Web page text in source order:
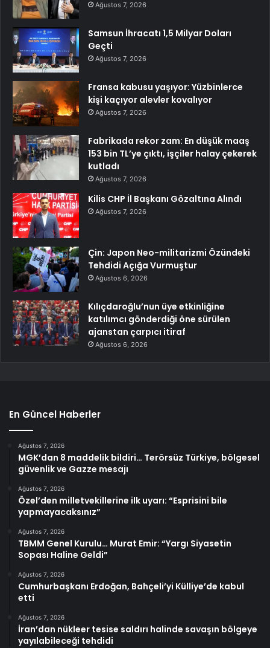
Ağustos 7, 2026
Samsun İhracatı 1,5 Milyar Doları
Geçti
Ağustos 7, 2026
Fransa kabusu yaşıyor: Yüzbinlerce
kişi kaçıyor alevler kovalıyor
Ağustos 7, 2026
Fabrikada rekor zam: En düşük maaş
153 bin TL’ye çıktı, işçiler halay çekerek
kutladı
Ağustos 7, 2026
Kilis CHP İl Başkanı Gözaltına Alındı
Ağustos 7, 2026
Çin: Japon Neo-militarizmi Özündeki
Tehdidi Açığa Vurmuştur
Ağustos 6, 2026
Kılıçdaroğlu’nun üye etkinliğine
katılımcı gönderdiği öne sürülen
ajanstan çarpıcı itiraf
Ağustos 6, 2026
En Güncel Haberler
Ağustos 7, 2026
MGK’dan 8 maddelik bildiri… Terörsüz Türkiye, bölgesel
güvenlik ve Gazze mesajı
Ağustos 7, 2026
Özel’den milletvekillerine ilk uyarı: “Esprisini bile
yapmayacaksınız”
Ağustos 7, 2026
TBMM Genel Kurulu… Murat Emir: “Yargı Siyasetin
Sopası Haline Geldi”
Ağustos 7, 2026
Cumhurbaşkanı Erdoğan, Bahçeli’yi Külliye’de kabul
etti
Ağustos 7, 2026
İran’dan nükleer tesise saldırı halinde savaşın bölgeye
yayılabileceği tehdidi